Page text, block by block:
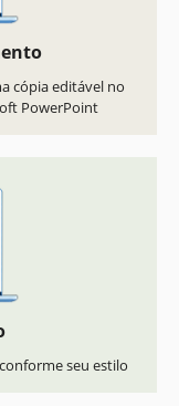
cópia editável no
PowerPoint
seu estilo